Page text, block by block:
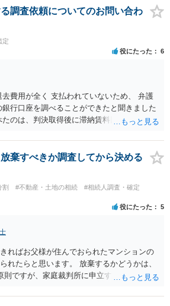
調査依頼についてのお問い合わ
定
役にたった 6
費用が全く 支払われていないため、 弁護
行口座を調べることができたと聞きました
のは、判決取得後に滞納賃料回収のため
わけではありません。 残念ながら、事案
示の内容も異なります。
棄すべきか調査してから決める
割 #不動産・土地の相続
#相続人調査・確定
役にたった 5
ればお父様が住んでおられたマンションの
れたらと思います。 放棄するかどうかは、
則ですが、家庭裁判所に申立すれば3カ月の
とができます。 銀行やサラ金が数年も放置